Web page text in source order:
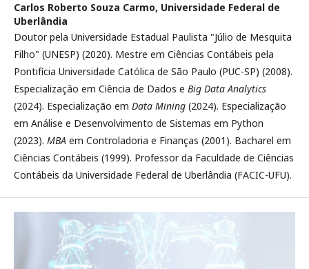
Carlos Roberto Souza Carmo, Universidade Federal de
Uberlândia
Doutor pela Universidade Estadual Paulista "Júlio de Mesquita
Filho" (UNESP) (2020). Mestre em Ciências Contábeis pela
Pontifícia Universidade Católica de São Paulo (PUC-SP) (2008).
Especialização em Ciência de Dados e Big Data Analytics
(2024). Especialização em Data Mining (2024). Especialização
em Análise e Desenvolvimento de Sistemas em Python
(2023). MBA em Controladoria e Finanças (2001). Bacharel em
Ciências Contábeis (1999). Professor da Faculdade de Ciências
Contábeis da Universidade Federal de Uberlândia (FACIC-UFU).